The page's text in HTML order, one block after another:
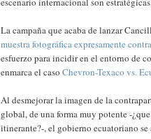
La campaña que acaba de lanzar
muestra fotográfica expresamente
esfuerzo para incidir en el entorno de
enmarca el caso Chevron-Texaco vs.
Al desmejorar la imagen de la
global, de una forma muy potente -
itinerante?-, el gobierno ecuatoriano